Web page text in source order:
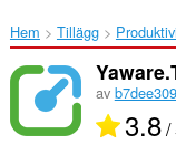
Hem Tillägg
av
3.8/